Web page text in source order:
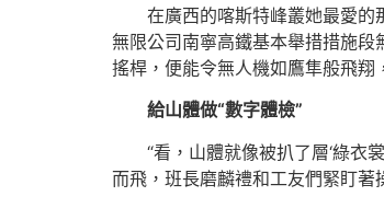
在廣西的喀斯特峰叢她最愛的
無限公司南寧高鐵基本舉措措施
搖桿，便能令無人機如鷹隼般飛翔
給山體做“數字體檢”
“看，山體就像被扒了層‘綠衣
而飛，班長磨麟禮和工友們緊盯著